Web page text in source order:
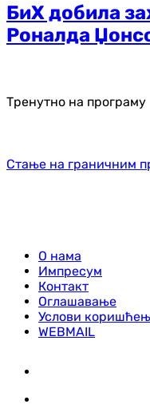
БиХ добила
Роналда
Тренутно на програму
Стање на граничним
О нама
Импресум
Контакт
Оглашавање
Услови
WEBMAIL